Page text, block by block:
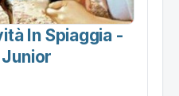
In Spiaggia -